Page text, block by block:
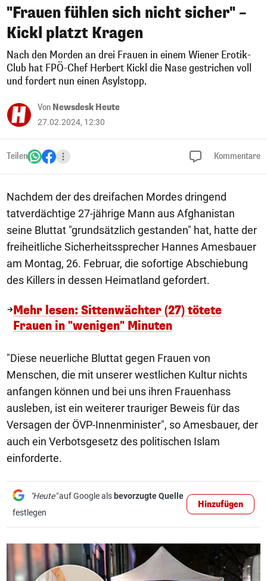
"Frauen fühlen sich nicht sicher" –
Kickl platzt Kragen
Nach den Morden an drei Frauen in einem Wiener Erotik-
Club hat FPÖ-Chef Herbert Kickl die Nase gestrichen voll
und fordert nun einen Asylstopp.
Von Newsdesk Heute
27.02.2024, 12:30
Teilen Kommentare
Nachdem der des dreifachen Mordes dringend
tatverdächtige 27-jährige Mann aus Afghanistan
seine Bluttat "grundsätzlich gestanden" hat, hatte der
freiheitliche Sicherheitssprecher Hannes Amesbauer
am Montag, 26. Februar, die sofortige Abschiebung
des Killers in dessen Heimatland gefordert.
Mehr lesen: Sittenwächter (27) tötete
Frauen in "wenigen" Minuten
"Diese neuerliche Bluttat gegen Frauen von
Menschen, die mit unserer westlichen Kultur nichts
anfangen können und bei uns ihren Frauenhass
ausleben, ist ein weiterer trauriger Beweis für das
Versagen der ÖVP-Innenminister", so Amesbauer, der
auch ein Verbotsgesetz des politischen Islam
einforderte.
"Heute"auf Google als bevorzugte Quelle
festlegen
Hinzufügen
1/21